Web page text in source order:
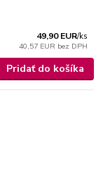
49,90 EUR/ks
40,57 EUR bez DPH
Pridať do košíka